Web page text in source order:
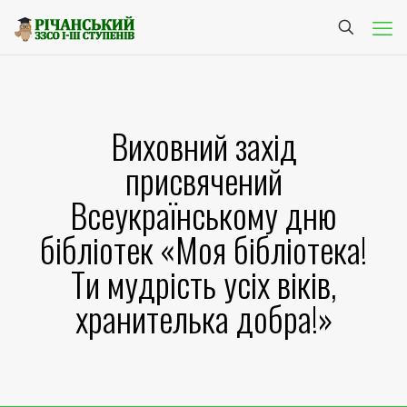
Виховний захід
присвячений
Всеукраїнському дню
бібліотек «Моя бібліотека!
Ти мудрість усіх віків,
хранителька добра!»